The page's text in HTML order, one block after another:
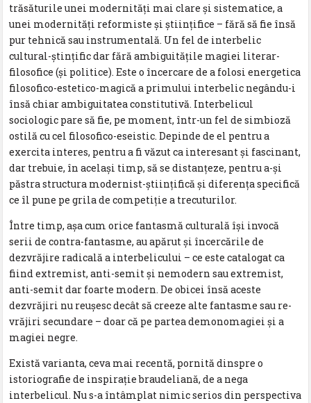
trăsăturile unei modernităţi mai clare şi sistematice, a
unei modernităţi reformiste şi ştiinţifice – fără să fie însă
pur tehnică sau instrumentală. Un fel de interbelic
cultural-ştinţific dar fără ambiguităţile magiei literar-
filosofice (şi politice). Este o încercare de a folosi energetica
filosofico-estetico-magică a primului interbelic negându-i
însă chiar ambiguitatea constitutivă. Interbelicul
sociologic pare să fie, pe moment, într-un fel de simbioză
ostilă cu cel filosofico-eseistic. Depinde de el pentru a
exercita interes, pentru a fi văzut ca interesant şi fascinant,
dar trebuie, în acelaşi timp, să se distanţeze, pentru a-şi
păstra structura modernist-ştiinţifică şi diferenţa specifică
ce îl pune pe grila de competiţie a trecuturilor.
Între timp, aşa cum orice fantasmă culturală îşi invocă
serii de contra-fantasme, au apărut şi încercările de
dezvrăjire radicală a interbelicului – ce este catalogat ca
fiind extremist, anti-semit şi nemodern sau extremist,
anti-semit dar foarte modern. De obicei însă aceste
dezvrăjiri nu reuşesc decât să creeze alte fantasme sau re-
vrăjiri secundare – doar că pe partea demonomagiei şi a
magiei negre.
Există varianta, ceva mai recentă, pornită dinspre o
istoriografie de inspiraţie braudeliană, de a nega
interbelicul. Nu s-a întâmplat nimic serios din perspectiva